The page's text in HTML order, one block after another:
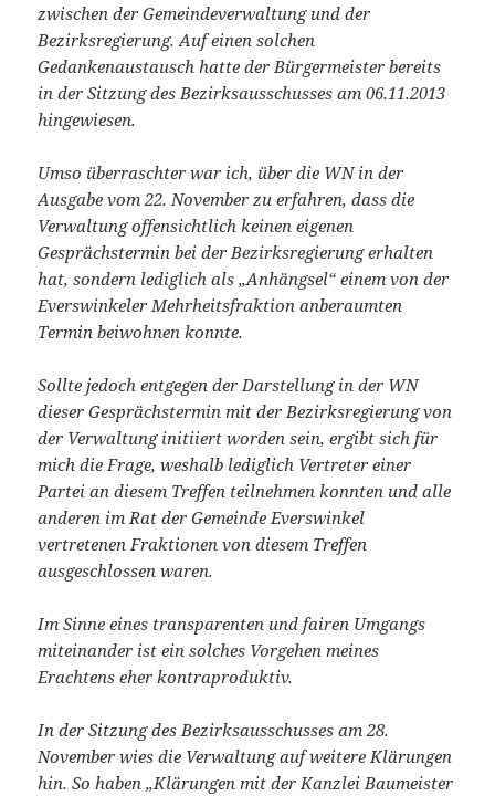
zwischen der Gemeindeverwaltung und der
Bezirksregierung. Auf einen solchen
Gedankenaustausch hatte der Bürgermeister bereits
in der Sitzung des Bezirksausschusses am 06.11.2013
hingewiesen.
Umso überraschter war ich, über die WN in der
Ausgabe vom 22. November zu erfahren, dass die
Verwaltung offensichtlich keinen eigenen
Gesprächstermin bei der Bezirksregierung erhalten
hat, sondern lediglich als „Anhängsel“ einem von der
Everswinkeler Mehrheitsfraktion anberaumten
Termin beiwohnen konnte.
Sollte jedoch entgegen der Darstellung in der WN
dieser Gesprächstermin mit der Bezirksregierung von
der Verwaltung initiiert worden sein, ergibt sich für
mich die Frage, weshalb lediglich Vertreter einer
Partei an diesem Treffen teilnehmen konnten und alle
anderen im Rat der Gemeinde Everswinkel
vertretenen Fraktionen von diesem Treffen
ausgeschlossen waren.
Im Sinne eines transparenten und fairen Umgangs
miteinander ist ein solches Vorgehen meines
Erachtens eher kontraproduktiv.
In der Sitzung des Bezirksausschusses am 28.
November wies die Verwaltung auf weitere Klärungen
hin. So haben „Klärungen mit der Kanzlei Baumeister